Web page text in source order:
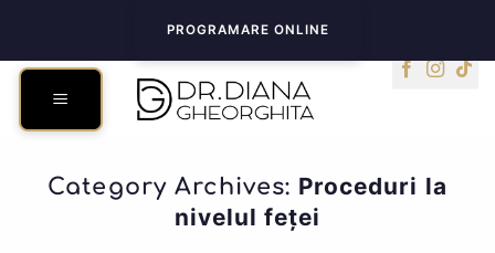
content
PROGRAMARE ONLINE
Category Archives: Proceduri la
nivelul feței